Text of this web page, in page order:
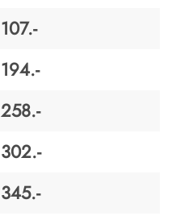
107.-
194.-
258.-
302.-
345.-